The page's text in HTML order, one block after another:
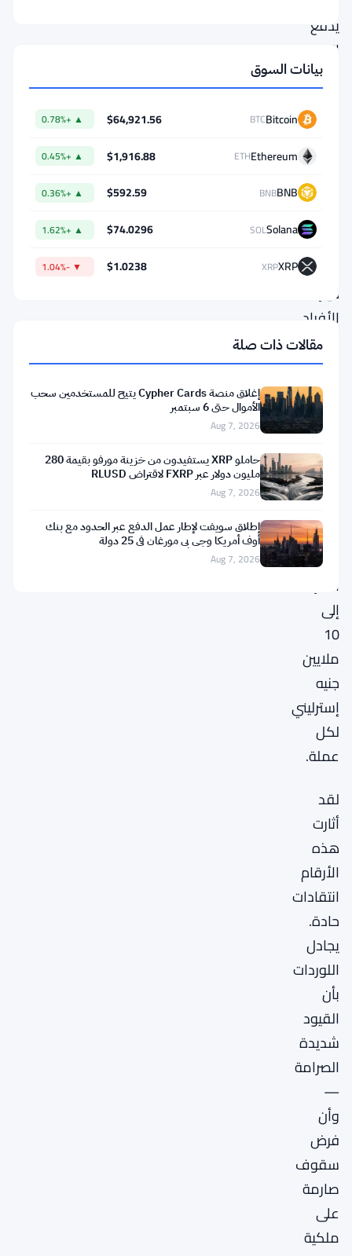
يدفع
المجلس
البنك
لإعادة
الحدود
المقترحة
ستقيد
حيازات
الأفراد
من
العملات
المستقرة
إلى
20,000
جنيه
إسترليني
عملة
وحيازات
الشركات
إلى
10
ملايين
جنيه
إسترليني
لكل
عملة.
لقد
أثارت
هذه
الأرقام
انتقادات
حادة.
يجادل
اللوردات
بأن
القيود
شديدة
الصرامة
—
وأن
فرض
سقوف
صارمة
على
ملكية
بيانات السوق
Bitcoin
BTC
$64,921.56
▲ +0.78%
Ethereum
ETH
$1,916.88
▲ +0.45%
BNB
BNB
$592.59
▲ +0.36%
Solana
SOL
$74.0296
▲ +1.62%
XRP
XRP
$1.0238
▼ -1.04%
مقالات ذات صلة
إغلاق منصة Cypher Cards يتيح للمستخدمين سحب
الأموال حتى 6 سبتمبر
Aug 7, 2026
حاملو XRP يستفيدون من خزينة مورفو بقيمة 280
مليون دولار عبر FXRP لاقتراض RLUSD
Aug 7, 2026
إطلاق سويفت لإطار عمل الدفع عبر الحدود مع بنك
أوف أمريكا وجي بي مورغان في 25 دولة
Aug 7, 2026